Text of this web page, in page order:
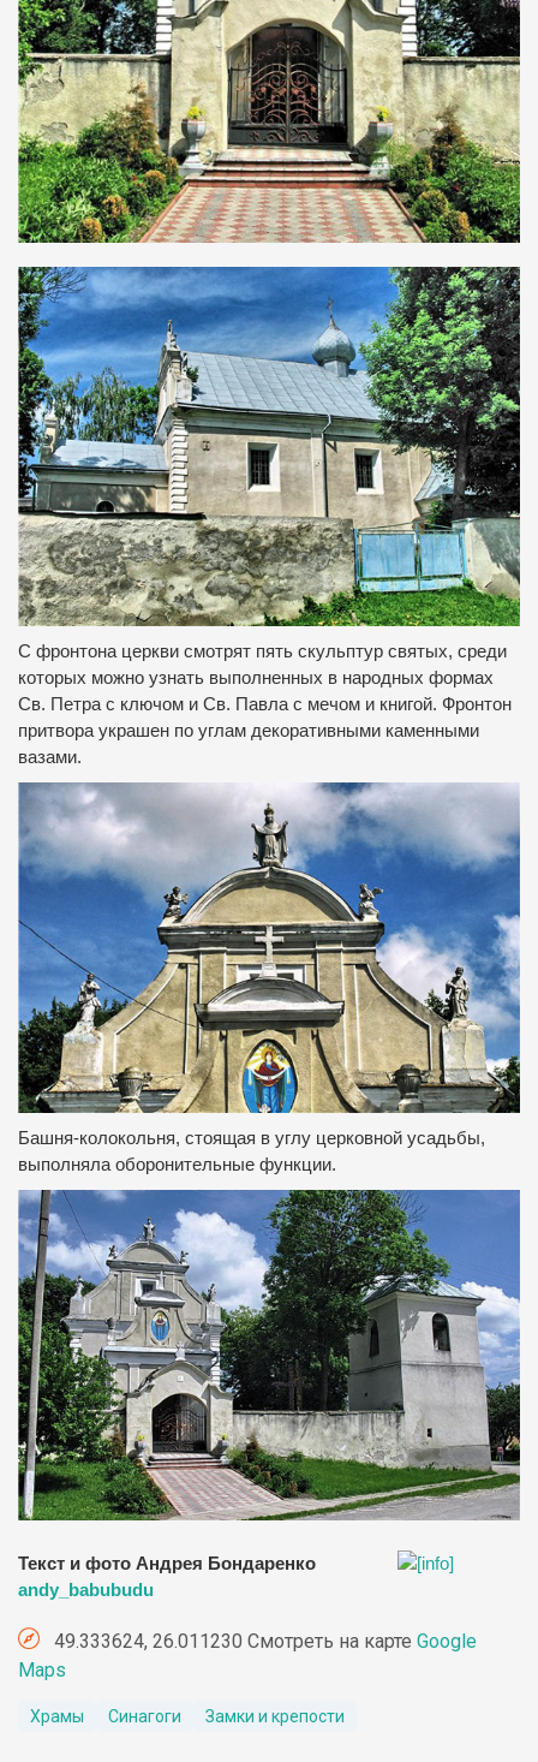
С фронтона церкви смотрят пять скульптур святых, среди
которых можно узнать выполненных в народных формах
Св. Петра с ключом и Св. Павла с мечом и книгой. Фронтон
притвора украшен по углам декоративными каменными
вазами.
Башня-колокольня, стоящая в углу церковной усадьбы,
выполняла оборонительные функции.
Текст и фото Андрея Бондаренко
andy_babubudu
49.333624, 26.011230 Смотреть на карте Google
Maps
Храмы Синагоги Замки и крепости